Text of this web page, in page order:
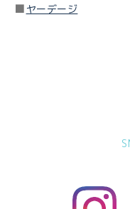
■ ヤーデージ